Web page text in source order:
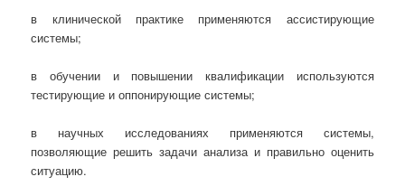
в клинической практике применяются ассистирующие
системы;
в обучении и повышении квалификации используются
тестирующие и оппонирующие системы;
в научных исследованиях применяются системы,
позволяющие решить задачи анализа и правильно оценить
ситуацию.